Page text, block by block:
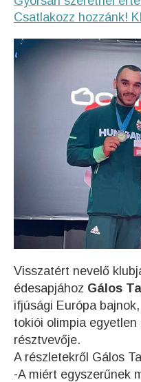
Csatlakozz hozzánk!
Visszatért nevelő
édesapjához Gálos
ifjúsági Európa
tokiói olimpia
résztvevője.
A részletekről Gálos
-A miért egyszerűnek